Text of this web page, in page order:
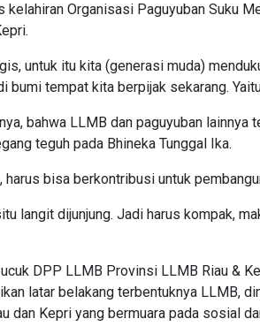
kelahiran Organisasi Paguyuban Suku
untuk itu kita (generasi muda)
bumi tempat kita berpijak sekarang.
bahwa LLMB dan paguyuban lainnya
teguh pada Bhineka Tunggal Ika.
harus bisa berkontribusi untuk
langit dijunjung. Jadi harus kompak,
DPP LLMB Provinsi LLMB Riau &
latar belakang terbentuknya LLMB,
dan Kepri yang bermuara pada sosial